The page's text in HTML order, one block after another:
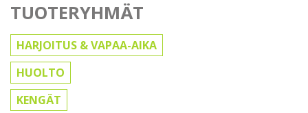
TUOTERYHMÄT
HARJOITUS & VAPAA-AIKA
HUOLTO
KENGÄT